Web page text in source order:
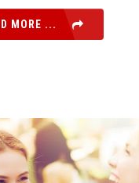
MORE ...